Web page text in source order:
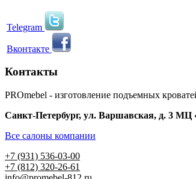
Telegram
Вконтакте
Контакты
PROmebel - изготовление подъемных
Санкт-Петербург, ул. Варшавская, д. 3 МЦ
Все салоны компании
+7 (931) 536-03-00
+7 (812) 320-26-61